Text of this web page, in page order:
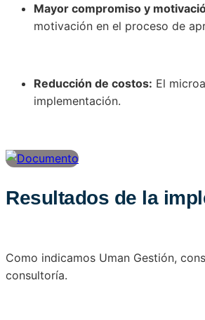
Mayor compromiso y
motivación en el proceso de
Reducción de costos: El
implementación.
Resultados de la
Como indicamos Uman Gestión,
consultoría.